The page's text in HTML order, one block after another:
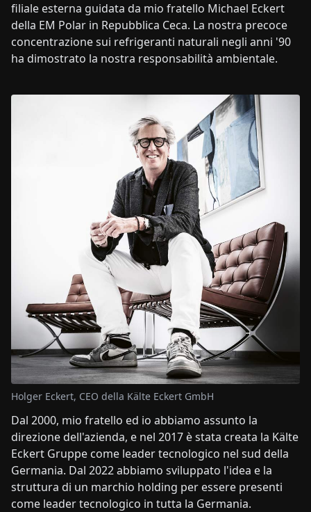
filiale esterna guidata da mio fratello Michael Eckert
della EM Polar in Repubblica Ceca. La nostra precoce
concentrazione sui refrigeranti naturali negli anni '90
ha dimostrato la nostra responsabilità ambientale.
Holger Eckert, CEO della Kälte Eckert GmbH
Dal 2000, mio fratello ed io abbiamo assunto la
direzione dell'azienda, e nel 2017 è stata creata la Kälte
Eckert Gruppe come leader tecnologico nel sud della
Germania. Dal 2022 abbiamo sviluppato l'idea e la
struttura di un marchio holding per essere presenti
come leader tecnologico in tutta la Germania.